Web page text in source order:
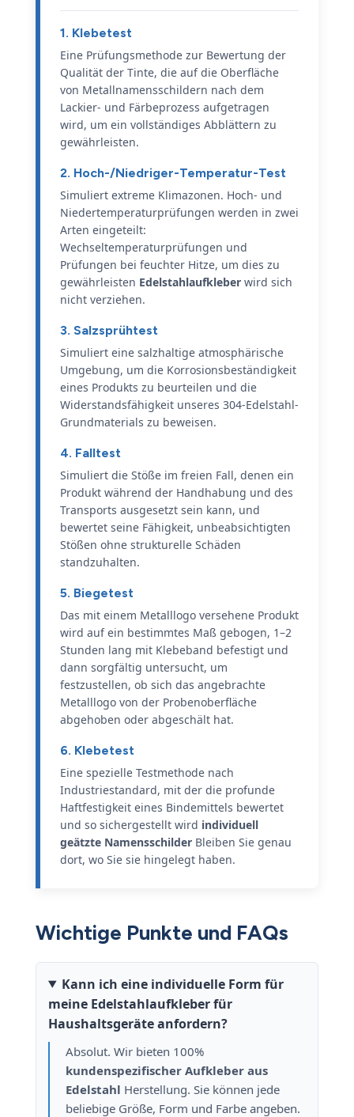
1. Klebetest
Eine Prüfungsmethode zur Bewertung der
Qualität der Tinte, die auf die Oberfläche
von Metallnamensschildern nach dem
Lackier- und Färbeprozess aufgetragen
wird, um ein vollständiges Abblättern zu
gewährleisten.
2. Hoch-/Niedriger-Temperatur-Test
Simuliert extreme Klimazonen. Hoch- und
Niedertemperaturprüfungen werden in zwei
Arten eingeteilt:
Wechseltemperaturprüfungen und
Prüfungen bei feuchter Hitze, um dies zu
gewährleisten Edelstahlaufkleber wird sich
nicht verziehen.
3. Salzsprühtest
Simuliert eine salzhaltige atmosphärische
Umgebung, um die Korrosionsbeständigkeit
eines Produkts zu beurteilen und die
Widerstandsfähigkeit unseres 304-Edelstahl-
Grundmaterials zu beweisen.
4. Falltest
Simuliert die Stöße im freien Fall, denen ein
Produkt während der Handhabung und des
Transports ausgesetzt sein kann, und
bewertet seine Fähigkeit, unbeabsichtigten
Stößen ohne strukturelle Schäden
standzuhalten.
5. Biegetest
Das mit einem Metalllogo versehene Produkt
wird auf ein bestimmtes Maß gebogen, 1–2
Stunden lang mit Klebeband befestigt und
dann sorgfältig untersucht, um
festzustellen, ob sich das angebrachte
Metalllogo von der Probenoberfläche
abgehoben oder abgeschält hat.
6. Klebetest
Eine spezielle Testmethode nach
Industriestandard, mit der die profunde
Haftfestigkeit eines Bindemittels bewertet
und so sichergestellt wird individuell
geätzte Namensschilder Bleiben Sie genau
dort, wo Sie sie hingelegt haben.
Wichtige Punkte und FAQs
Kann ich eine individuelle Form für
meine Edelstahlaufkleber für
Haushaltsgeräte anfordern?
Absolut. Wir bieten 100%
kundenspezifischer Aufkleber aus
Edelstahl Herstellung. Sie können jede
beliebige Größe, Form und Farbe angeben.